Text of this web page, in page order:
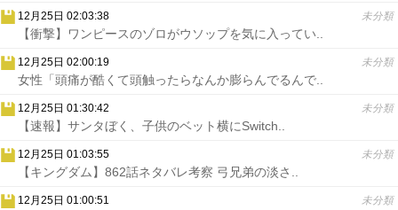
12月25日 02:03:38 未分類
【衝撃】ワンピースのゾロがウソップを気に入ってい..
12月25日 02:00:19 未分類
女性「頭痛が酷くて頭触ったらなんか膨らんでるんで..
12月25日 01:30:42 未分類
【速報】サンタぼく、子供のベット横にSwitch..
12月25日 01:03:55 未分類
【キングダム】862話ネタバレ考察 弓兄弟の淡さ..
12月25日 01:00:51 未分類